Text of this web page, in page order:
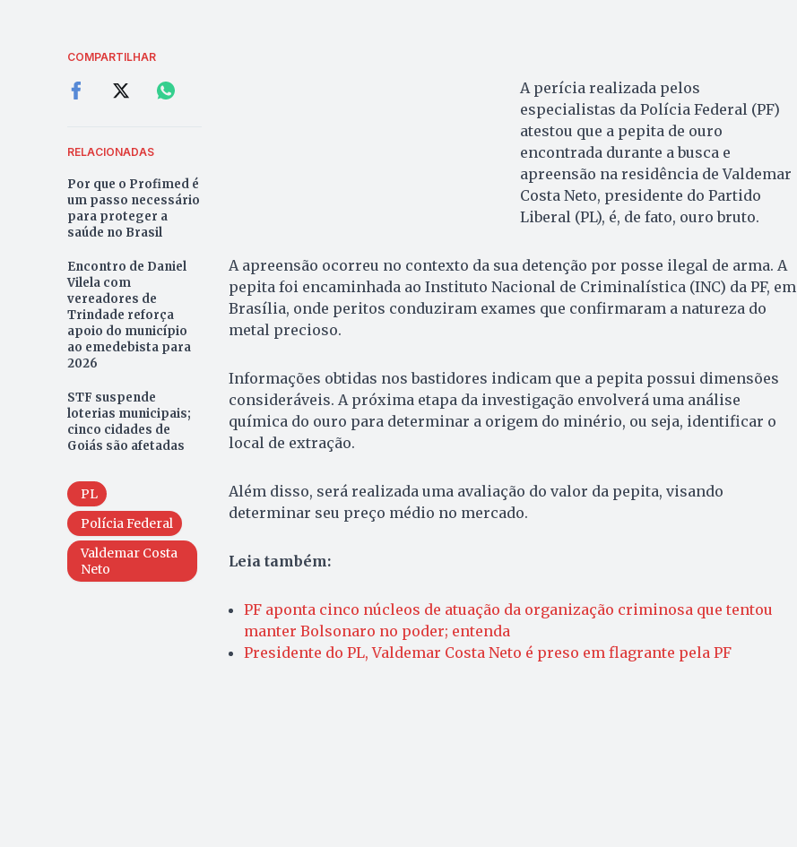
COMPARTILHAR
RELACIONADAS
Por que o Profimed é
um passo necessário
para proteger a
saúde no Brasil
Encontro de Daniel
Vilela com
vereadores de
Trindade reforça
apoio do município
ao emedebista para
2026
STF suspende
loterias municipais;
cinco cidades de
Goiás são afetadas
PL
Polícia Federal
Valdemar Costa
Neto
A perícia realizada pelos
especialistas da Polícia Federal (PF)
atestou que a pepita de ouro
encontrada durante a busca e
apreensão na residência de Valdemar
Costa Neto, presidente do Partido
Liberal (PL), é, de fato, ouro bruto.
A apreensão ocorreu no contexto da sua detenção por posse ilegal de arma. A
pepita foi encaminhada ao Instituto Nacional de Criminalística (INC) da PF, em
Brasília, onde peritos conduziram exames que confirmaram a natureza do
metal precioso.
Informações obtidas nos bastidores indicam que a pepita possui dimensões
consideráveis. A próxima etapa da investigação envolverá uma análise
química do ouro para determinar a origem do minério, ou seja, identificar o
local de extração.
Além disso, será realizada uma avaliação do valor da pepita, visando
determinar seu preço médio no mercado.
Leia também:
PF aponta cinco núcleos de atuação da organização criminosa que tentou
manter Bolsonaro no poder; entenda
Presidente do PL, Valdemar Costa Neto é preso em flagrante pela PF